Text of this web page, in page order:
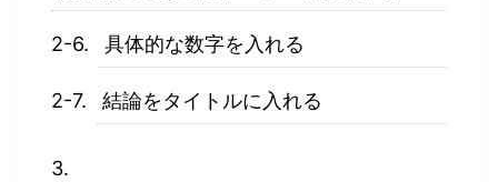
具体的な数字を入れる
結論をタイトルに入れる